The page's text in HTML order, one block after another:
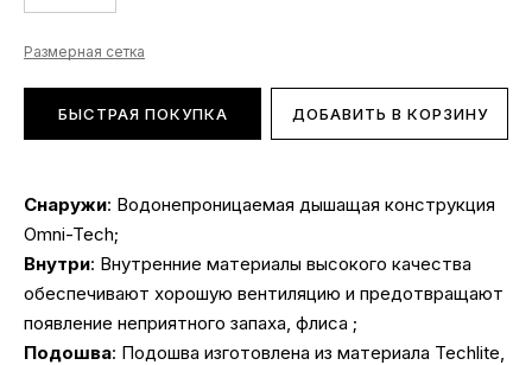
Размерная сетка
БЫСТРАЯ ПОКУПКА ДОБАВИТЬ В КОРЗИНУ
Снаружи: Водонепроницаемая дышащая конструкция
Omni-Tech;
Внутри: Внутренние материалы высокого качества
обеспечивают хорошую вентиляцию и предотвращают
появление неприятного запаха, флиса ;
Подошва: Подошва изготовлена из материала Techlite,